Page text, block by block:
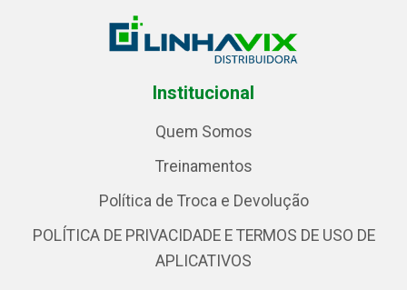
Institucional
Quem Somos
Treinamentos
Política de Troca e Devolução
POLÍTICA DE PRIVACIDADE E TERMOS DE USO DE
APLICATIVOS